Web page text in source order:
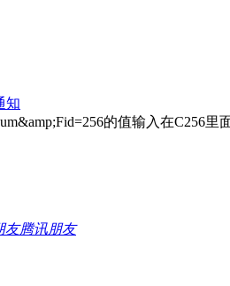
知
的值输入在C256里
腾讯朋友